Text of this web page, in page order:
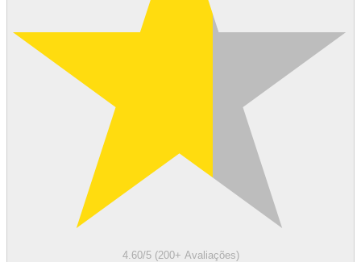
4.60/5 (200+ Avaliações)